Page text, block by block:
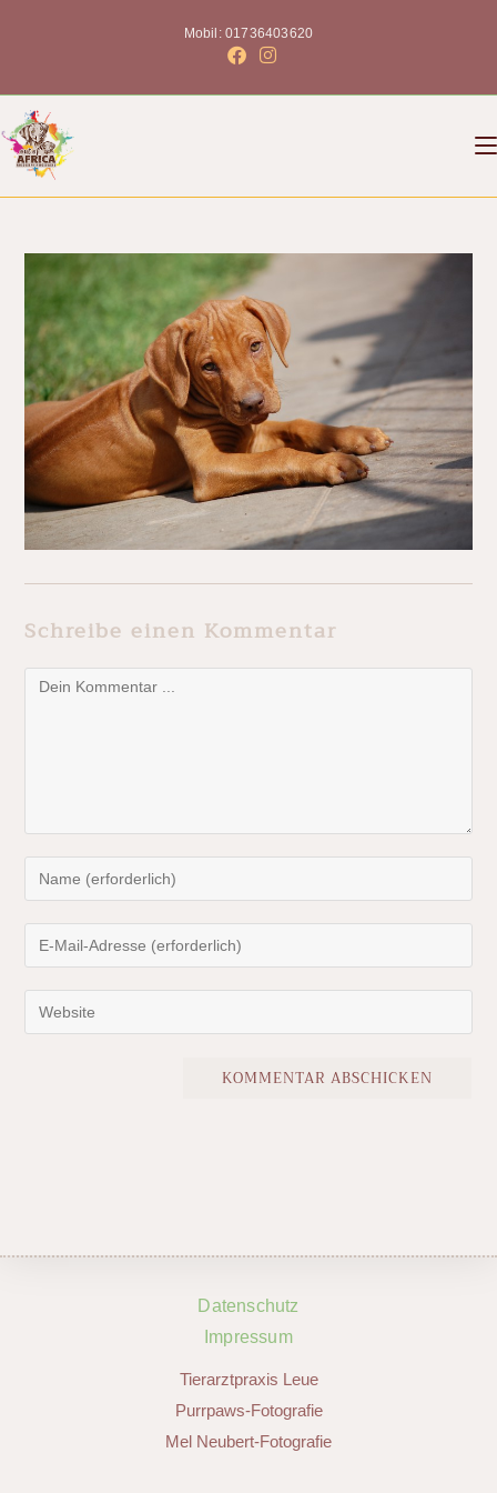
Mobil: 01736403620
Schreibe einen Kommentar
Datenschutz
Impressum
Tierarztpraxis Leue
Purrpaws-Fotografie
Mel Neubert-Fotografie